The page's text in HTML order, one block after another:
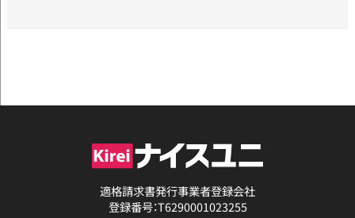
適格請求書発行事業者登録会社
登録番号：T6290001023255